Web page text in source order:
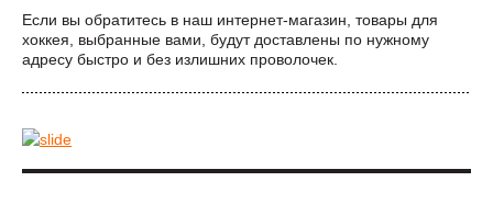
Если вы обратитесь в наш интернет-магазин, товары для
хоккея, выбранные вами, будут доставлены по нужному
адресу быстро и без излишних проволочек.